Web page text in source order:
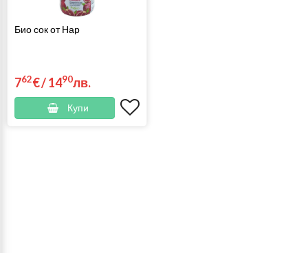
Био сок от Нар
762€/1490лв.
Купи